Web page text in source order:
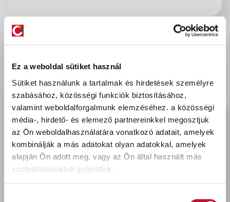
Ez a weboldal sütiket használ
Sütiket használunk a tartalmak és hirdetések személyre
szabásához, közösségi funkciók biztosításához,
valamint weboldalforgalmunk elemzéséhez. a közösségi
média-, hirdető- és elemező partnereinkkel megosztjuk
az Ön weboldalhasználatára vonatkozó adatait, amelyek
kombinálják a más adatokat olyan adatokkal, amelyek
alapján Ön adott meg, vagy az Ön által használt más
szolgáltatásokból gyűjtöttek.
Leírás & Adatok
Üveg, porcelán, műanyag, fém illetve szinte
minden felület feliratozására, jelölésére alkalmas.
különösen ajánlott szennyezett felületekhez, lakk-
és dekorációs marker. Kerekített csúcs, fémtest,
permanent, lakkszerűen fedő festékkel töltve.
Gyorsan száradó festék, írásképe törlés- és
vízálló, magas fény- hő- és törlésálló.
Festékadagolása egyenletes, szelep vezérli.